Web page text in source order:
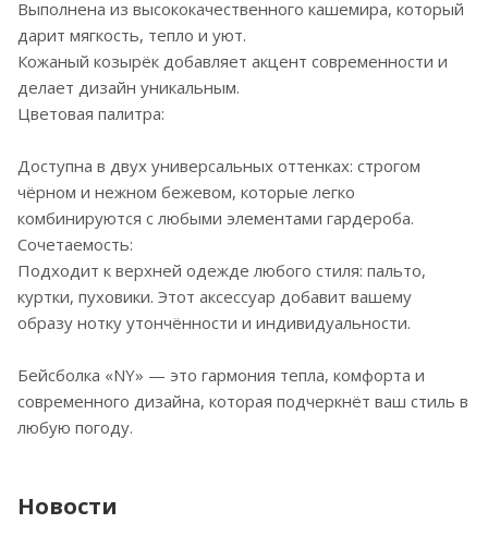
Выполнена из высококачественного кашемира, который
дарит мягкость, тепло и уют.
Кожаный козырёк добавляет акцент современности и
делает дизайн уникальным.
Цветовая палитра:
Доступна в двух универсальных оттенках: строгом
чёрном и нежном бежевом, которые легко
комбинируются с любыми элементами гардероба.
Сочетаемость:
Подходит к верхней одежде любого стиля: пальто,
куртки, пуховики. Этот аксессуар добавит вашему
образу нотку утончённости и индивидуальности.
Бейсболка «NY» — это гармония тепла, комфорта и
современного дизайна, которая подчеркнёт ваш стиль в
любую погоду.
Новости